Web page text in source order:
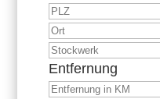
Entfernung